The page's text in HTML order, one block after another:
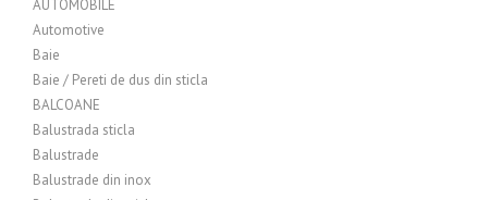
AUTOMOBILE
Automotive
Baie
Baie / Pereti de dus din sticla
BALCOANE
Balustrada sticla
Balustrade
Balustrade din inox